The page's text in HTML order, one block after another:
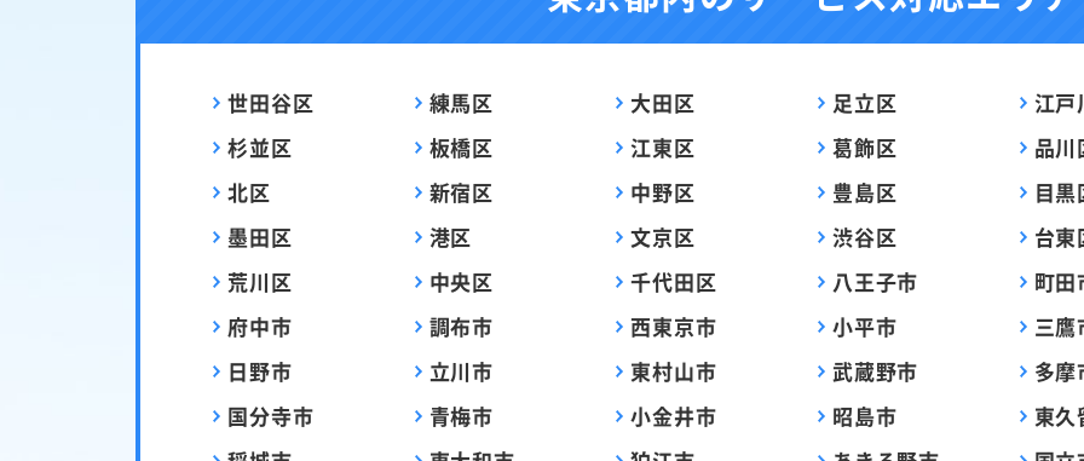
世田谷区 練馬区 大田区 足立区
江戸
杉並区
板橋区 江東区 葛飾区
品川
北区
新宿区 中野区 豊島区
目黒
墨田区
港区 文京区 渋谷区
台東
荒川区
中央区 千代田区 八王子市
町田
府中市
調布市 西東京市 小平市
三鷹
日野市
立川市 東村山市 武蔵野市
多摩
国分寺市
青梅市 小金井市 昭島市
東